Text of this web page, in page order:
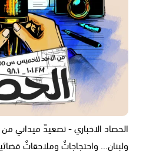
الحصاد الاخباري - تصعيدٌ ميداني
ولبنان... واحتجاجاتٌ وملاحقاتٌ قضائية -